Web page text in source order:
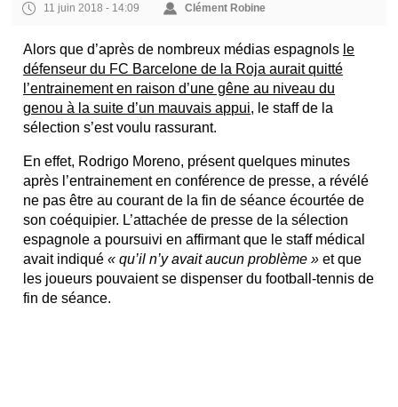
11 juin 2018 - 14:09 Clément Robine
Alors que d’après de nombreux médias espagnols le
défenseur du FC Barcelone de la Roja aurait quitté
l’entrainement en raison d’une gêne au niveau du
genou à la suite d’un mauvais appui, le staff de la
sélection s’est voulu rassurant.
En effet, Rodrigo Moreno, présent quelques minutes
après l’entrainement en conférence de presse, a révélé
ne pas être au courant de la fin de séance écourtée de
son coéquipier. L’attachée de presse de la sélection
espagnole a poursuivi en affirmant que le staff médical
avait indiqué« qu’il n’y avait aucun problème » et que
les joueurs pouvaient se dispenser du football-tennis de
fin de séance.